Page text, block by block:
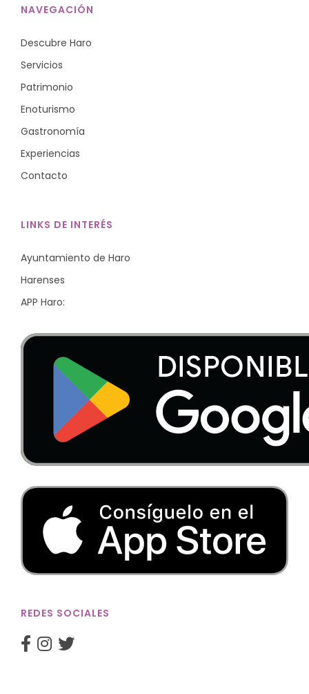
NAVEGACIÓN
Descubre Haro
Servicios
Patrimonio
Enoturismo
Gastronomía
Experiencias
Contacto
LINKS DE INTERÉS
Ayuntamiento de Haro
Harenses
APP Haro:
REDES SOCIALES